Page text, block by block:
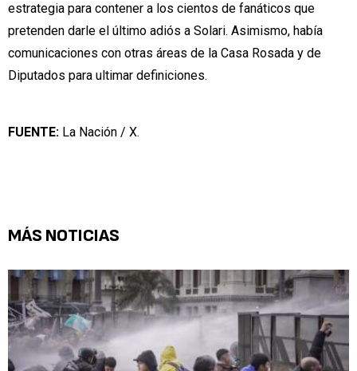
estrategia para contener a los cientos de fanáticos que
pretenden darle el último adiós a Solari. Asimismo, había
comunicaciones con otras áreas de la Casa Rosada y de
Diputados para ultimar definiciones.
FUENTE: La Nación / X.
MÁS NOTICIAS